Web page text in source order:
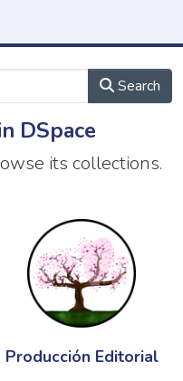
Search
DSpace
its collections.
Producción Editorial